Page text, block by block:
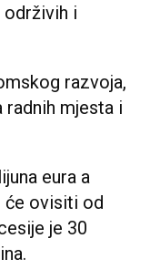
održivih i
razvoja,
mjesta i
eura a
će ovisiti od
je 30